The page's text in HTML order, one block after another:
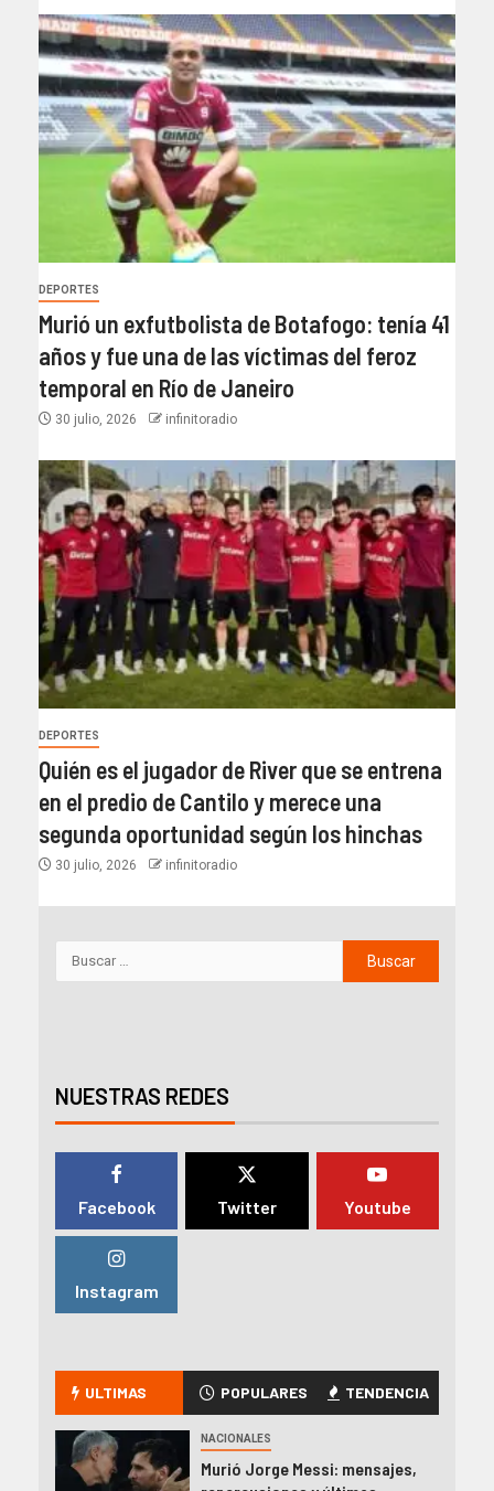
DEPORTES
Murió un exfutbolista de Botafogo: tenía 41
años y fue una de las víctimas del feroz
temporal en Río de Janeiro
30 julio, 2026 infinitoradio
DEPORTES
Quién es el jugador de River que se entrena
en el predio de Cantilo y merece una
segunda oportunidad según los hinchas
30 julio, 2026 infinitoradio
NUESTRAS REDES
Facebook Twitter Youtube
Instagram
ULTIMAS POPULARES TENDENCIA
NACIONALES
Murió Jorge Messi: mensajes,